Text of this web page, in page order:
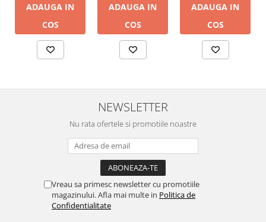
ADAUGA IN
COS
ADAUGA IN
COS
ADAUGA IN
COS
NEWSLETTER
Nu rata ofertele si promotiile noastre
Vreau sa primesc newsletter cu promotiile
magazinului. Afla mai multe in Politica de
Confidentialitate